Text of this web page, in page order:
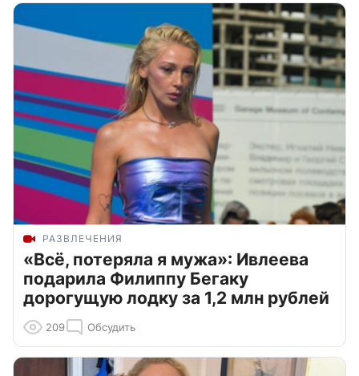
РАЗВЛЕЧЕНИЯ
«Всё, потеряла я мужа»: Ивлеева
подарила Филиппу Бегаку
дорогущую лодку за 1,2 млн рублей
209 Обсудить